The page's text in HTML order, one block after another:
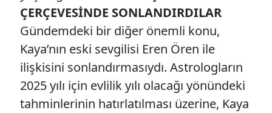
ÇERÇEVESİNDE SONLANDIRDILAR
Gündemdeki bir diğer önemli konu,
Kaya’nın eski sevgilisi Eren Ören ile
ilişkisini sonlandırmasıydı. Astrologların
2025 yılı için evlilik yılı olacağı yönündeki
tahminlerinin hatırlatılması üzerine, Kaya